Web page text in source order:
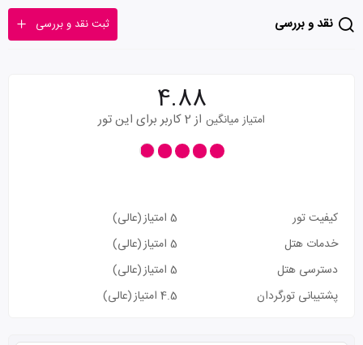
نقد و بررسی ثبت نقد و بررسی
4.88
امتیاز میانگین از 2 کاربر برای این تور
کیفیت تور 5 امتیاز
(عالی)
خدمات هتل
5 امتیاز
(عالی)
دسترسی هتل
5 امتیاز
(عالی)
پشتیبانی تورگردان
4.5 امتیاز (عالی)